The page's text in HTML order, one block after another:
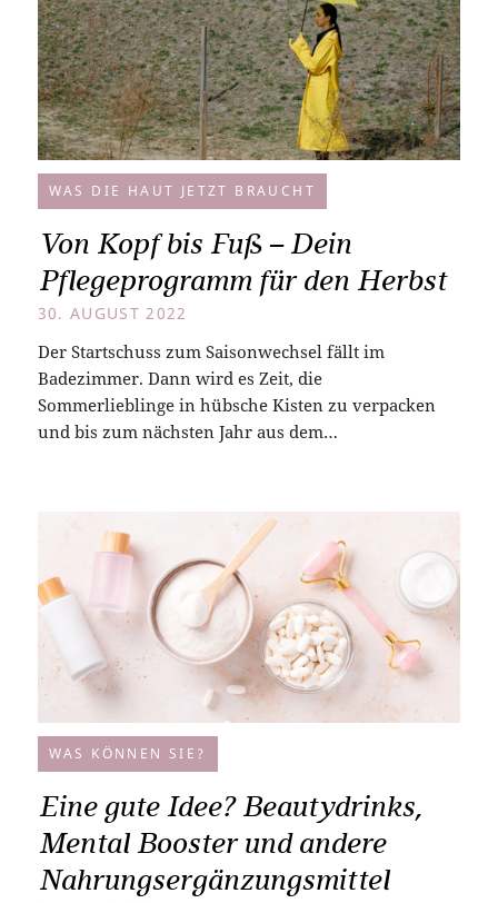
WAS DIE HAUT JETZT BRAUCHT
Von Kopf bis Fuß – Dein
Pflegeprogramm für den Herbst
30. AUGUST 2022
Der Startschuss zum Saisonwechsel fällt im
Badezimmer. Dann wird es Zeit, die
Sommerlieblinge in hübsche Kisten zu verpacken
und bis zum nächsten Jahr aus dem…
WAS KÖNNEN SIE?
Eine gute Idee? Beautydrinks,
Mental Booster und andere
Nahrungsergänzungsmittel